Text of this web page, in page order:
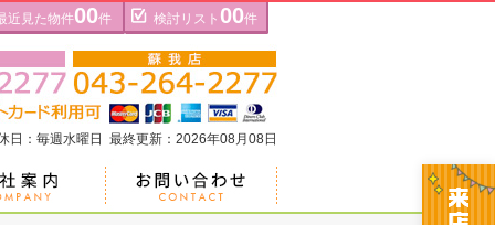
近見た物件00件 検討リスト 00件
日：毎週水曜日 最終更新：2026年08月08日